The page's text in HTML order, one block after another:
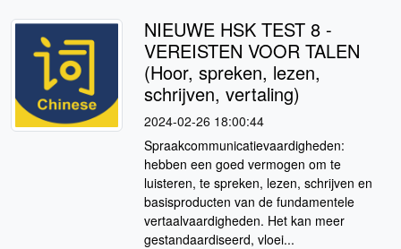
NIEUWE HSK TEST 8 -
VEREISTEN VOOR TALEN
(Hoor, spreken, lezen,
schrijven, vertaling)
2024-02-26 18:00:44
Spraakcommunicatievaardigheden:
hebben een goed vermogen om te
luisteren, te spreken, lezen, schrijven en
basisproducten van de fundamentele
vertaalvaardigheden. Het kan meer
gestandaardiseerd, vloei...